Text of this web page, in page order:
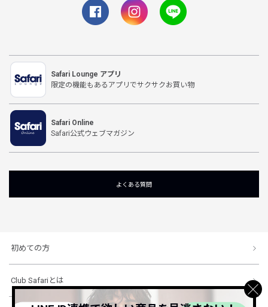
Safari Lounge アプリ
限定の機能もあるアプリでサクサクお買い物
Safari Online
Safari公式ウェブマガジン
よくある質問
初めての方
Club Safariとは